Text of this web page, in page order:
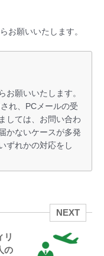
お願いいたします。
お願いいたします。
れ、PCメールの受
しては、お問い合わ
かないケースが多発
ずれかの対応をし
NEXT
リ
の